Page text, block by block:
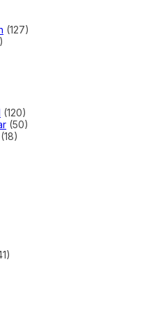
(127)
(120)
(50)
(18)